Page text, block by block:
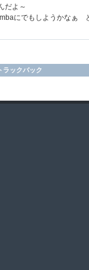
だよ～
にでもしようかなぁ
ラックバック